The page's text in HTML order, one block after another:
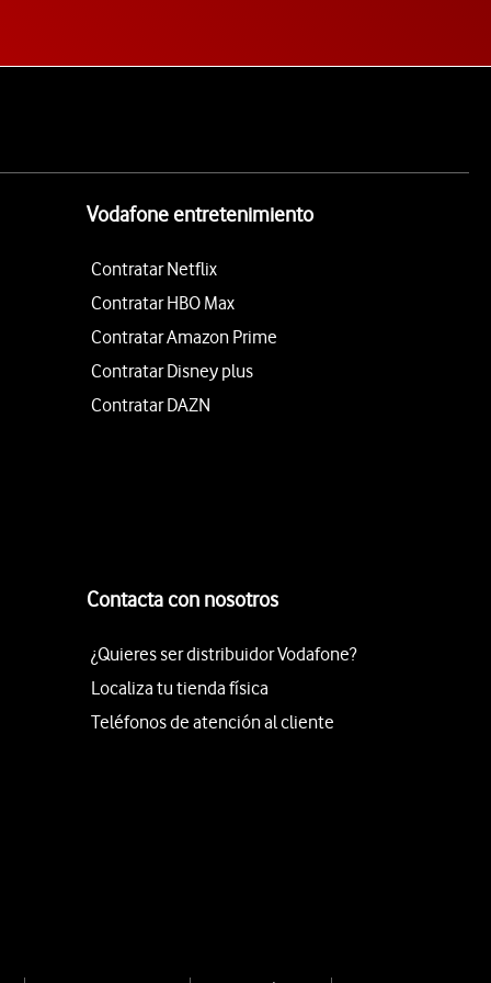
Vodafone entretenimiento
Contratar Netflix
Contratar HBO Max
Contratar Amazon Prime
Contratar Disney plus
Contratar DAZN
Contacta con nosotros
¿Quieres ser distribuidor Vodafone?
Localiza tu tienda física
Teléfonos de atención al cliente